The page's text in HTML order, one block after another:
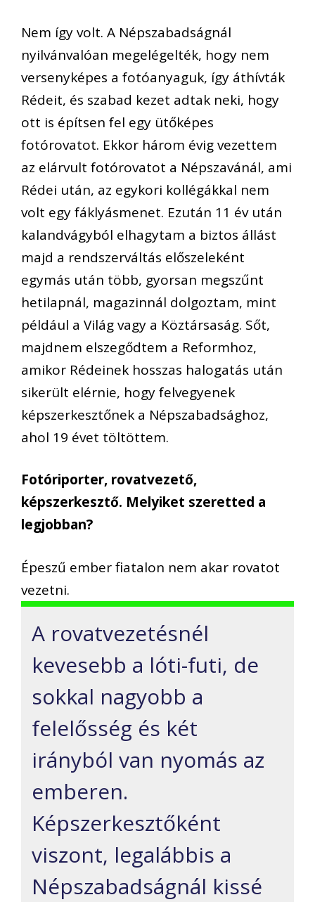
Nem így volt. A Népszabadságnál
nyilvánvalóan megelégelték, hogy nem
versenyképes a fotóanyaguk, így áthívták
Rédeit, és szabad kezet adtak neki, hogy
ott is építsen fel egy ütőképes
fotórovatot. Ekkor három évig vezettem
az elárvult fotórovatot a Népszavánál, ami
Rédei után, az egykori kollégákkal nem
volt egy fáklyásmenet. Ezután 11 év után
kalandvágyból elhagytam a biztos állást
majd a rendszerváltás előszeleként
egymás után több, gyorsan megszűnt
hetilapnál, magazinnál dolgoztam, mint
például a Világ vagy a Köztársaság. Sőt,
majdnem elszegődtem a Reformhoz,
amikor Rédeinek hosszas halogatás után
sikerült elérnie, hogy felvegyenek
képszerkesztőnek a Népszabadsághoz,
ahol 19 évet töltöttem.
Fotóriporter, rovatvezető,
képszerkesztő. Melyiket szeretted a
legjobban?
Épeszű ember fiatalon nem akar rovatot
vezetni.
A rovatvezetésnél
kevesebb a lóti-futi, de
sokkal nagyobb a
felelősség és két
irányból van nyomás az
emberen.
Képszerkesztőként
viszont, legalábbis a
Népszabadságnál kissé